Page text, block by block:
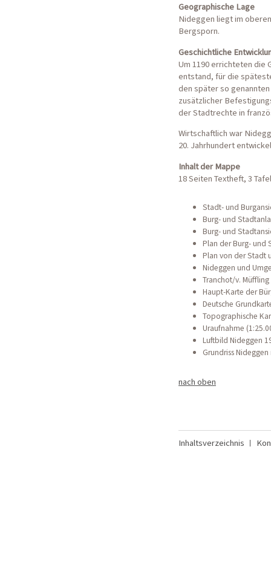
Geographische Lage
Nideggen liegt im
Bergsporn.
Geschichtliche
Um 1190 errichteten die
entstand, für die
den später so
zusätzlicher
der Stadtrechte in
Wirtschaftlich war
20. Jahrhundert
Inhalt der Mappe
18 Seiten Textheft, 3
Stadt- und
Burg- und
Burg- und
Plan der Burg- und
Plan von der Stadt
Nideggen und
Tranchot/v.
Haupt-Karte der
Deutsche
Topographische
Uraufnahme
Luftbild Nideggen
Grundriss
nach oben
Inhaltsverzeichnis